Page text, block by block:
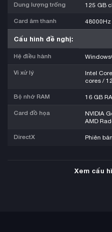
Dung lượng trống 125 GB
Card âm thanh
Cấu hình đề nghị:
Hệ điều hành
Vi xử lý
Intel
cores /
Bộ nhớ RAM 16 GB
Card đồ họa
NVIDIA
AMD
DirectX Phiên
Xem cấu